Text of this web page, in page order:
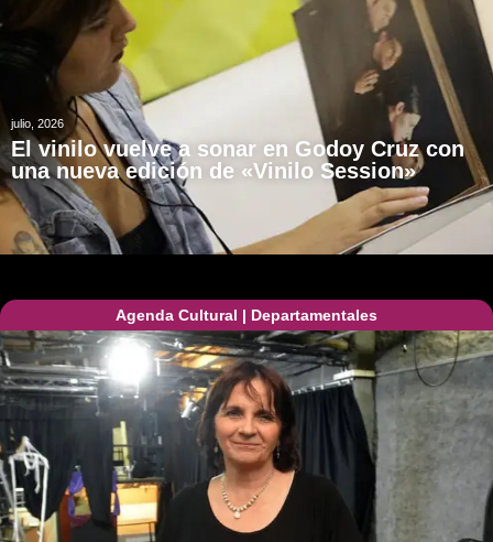
julio, 2026
El vinilo vuelve a sonar en Godoy Cruz con
una nueva edición de «Vinilo Session»
Agenda Cultural | Departamentales